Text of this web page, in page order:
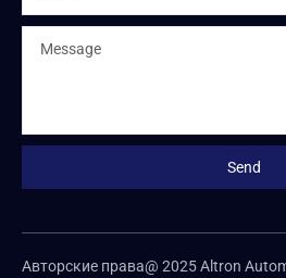
Авторские права@ 2025 Altron